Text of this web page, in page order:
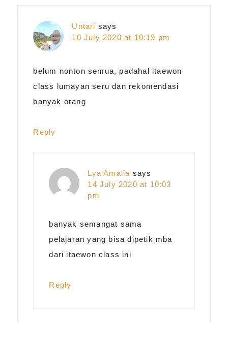
Untari says
10 July 2020 at 10:19 pm
belum nonton semua, padahal itaewon
class lumayan seru dan rekomendasi
banyak orang
Reply
Lya Amalia says
14 July 2020 at 10:03
pm
banyak semangat sama
pelajaran yang bisa dipetik mba
dari itaewon class ini
Reply